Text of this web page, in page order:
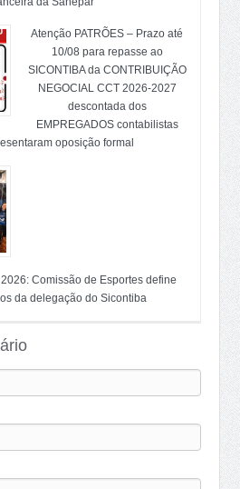
Atenção PATRÕES – Prazo até
10/08 para repasse ao
SICONTIBA da CONTRIBUIÇÃO
NEGOCIAL CCT 2026-2027
descontada dos
EMPREGADOS contabilistas
oposição formal
Comissão de Esportes define
da delegação do Sicontiba